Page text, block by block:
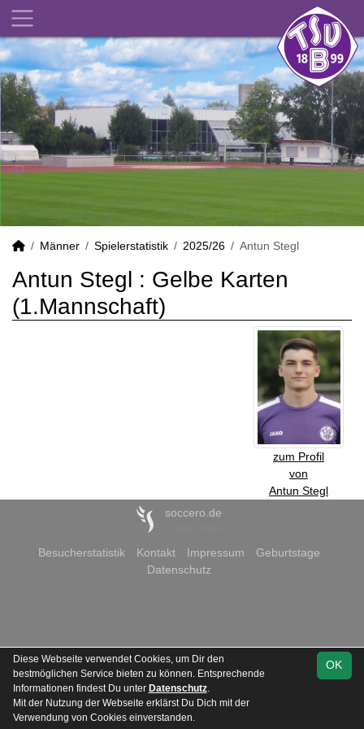
Männer Spielerstatistik 2025/26 Antun Stegl
Antun Stegl : Gelbe Karten
(1.Mannschaft)
zum Profil
von
Antun Stegl
soccero.de
Besucherstatistik Kontakt Impressum
Geburtstage
Datenschutz
OK
Diese Webseite verwendet Cookies, um Dir den
bestmöglichen Service bieten zu können. Entsprechende
Informationen findest Du unter Datenschutz.
Mit der Nutzung der Webseite erklärst Du Dich mit der
Verwendung von Cookies einverstanden.